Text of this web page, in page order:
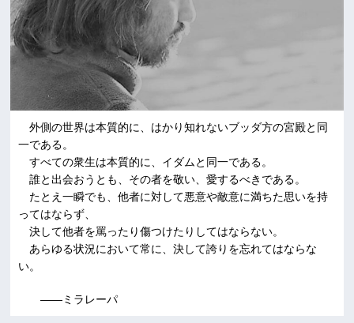
外側の世界は本質的に、はかり知れないブッダ方の宮殿と同
一である。
すべての衆生は本質的に、イダムと同一である。
誰と出会おうとも、その者を敬い、愛するべきである。
たとえ一瞬でも、他者に対して悪意や敵意に満ちた思いを持
ってはならず、
決して他者を罵ったり傷つけたりしてはならない。
あらゆる状況において常に、決して誇りを忘れてはならな
い。
――ミラレーパ